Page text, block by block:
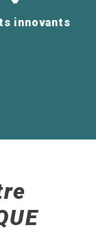
innovants